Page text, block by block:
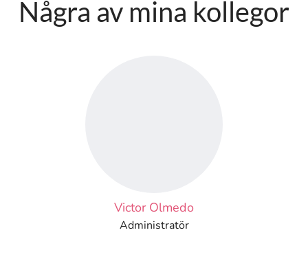
Några av mina kollegor
Victor Olmedo
Administratör